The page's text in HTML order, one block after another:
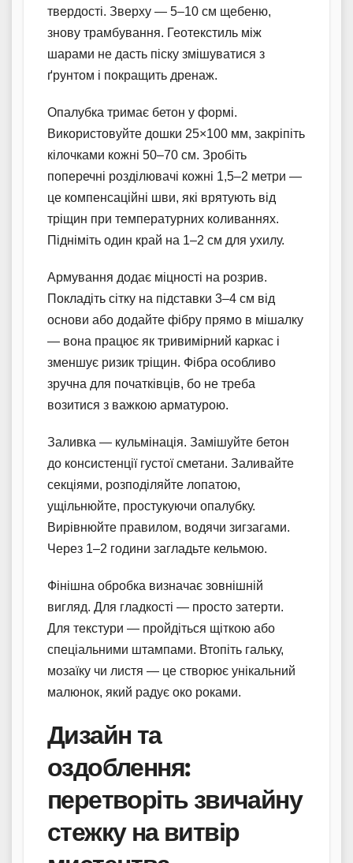
твердості. Зверху — 5–10 см щебеню,
знову трамбування. Геотекстиль між
шарами не дасть піску змішуватися з
ґрунтом і покращить дренаж.
Опалубка тримає бетон у формі.
Використовуйте дошки 25×100 мм, закріпіть
кілочками кожні 50–70 см. Зробіть
поперечні розділювачі кожні 1,5–2 метри —
це компенсаційні шви, які врятують від
тріщин при температурних коливаннях.
Підніміть один край на 1–2 см для ухилу.
Армування додає міцності на розрив.
Покладіть сітку на підставки 3–4 см від
основи або додайте фібру прямо в мішалку
— вона працює як тривимірний каркас і
зменшує ризик тріщин. Фібра особливо
зручна для початківців, бо не треба
возитися з важкою арматурою.
Заливка — кульмінація. Замішуйте бетон
до консистенції густої сметани. Заливайте
секціями, розподіляйте лопатою,
ущільнюйте, простукуючи опалубку.
Вирівнюйте правилом, водячи зигзагами.
Через 1–2 години загладьте кельмою.
Фінішна обробка визначає зовнішній
вигляд. Для гладкості — просто затерти.
Для текстури — пройдіться щіткою або
спеціальними штампами. Втопіть гальку,
мозаїку чи листя — це створює унікальний
малюнок, який радує око роками.
Дизайн та
оздоблення:
перетворіть звичайну
стежку на витвір